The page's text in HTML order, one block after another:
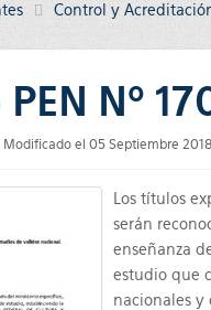
Control y
Nº
Modificado el 05 Septiembre 2018
Los títulos
serán
enseñanza
estudio que
nacionales y